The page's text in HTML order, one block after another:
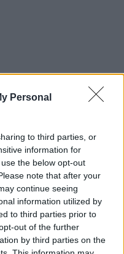
Personal
to third parties, or
information for
the below opt-out
note that after your
continue seeing
information utilized by
to third parties prior to
out of the further
by third parties on the
ψαράδων